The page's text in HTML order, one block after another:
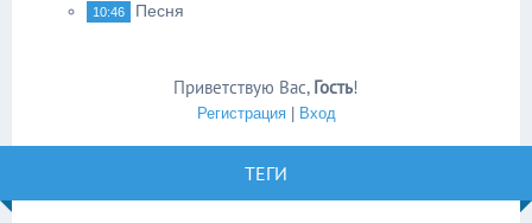
10:46 Песня
Приветствую Вас, Гость!
Регистрация| Вход
ТЕГИ